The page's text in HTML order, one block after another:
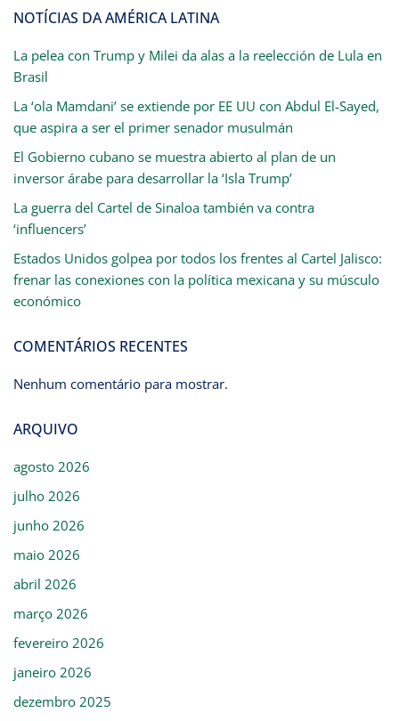
NOTÍCIAS DA AMÉRICA LATINA
La pelea con Trump y Milei da alas a la reelección de Lula en
Brasil
La ‘ola Mamdani’ se extiende por EE UU con Abdul El-Sayed,
que aspira a ser el primer senador musulmán
El Gobierno cubano se muestra abierto al plan de un
inversor árabe para desarrollar la ‘Isla Trump’
La guerra del Cartel de Sinaloa también va contra
‘influencers’
Estados Unidos golpea por todos los frentes al Cartel Jalisco:
frenar las conexiones con la política mexicana y su músculo
económico
COMENTÁRIOS RECENTES
Nenhum comentário para mostrar.
ARQUIVO
agosto 2026
julho 2026
junho 2026
maio 2026
abril 2026
março 2026
fevereiro 2026
janeiro 2026
dezembro 2025